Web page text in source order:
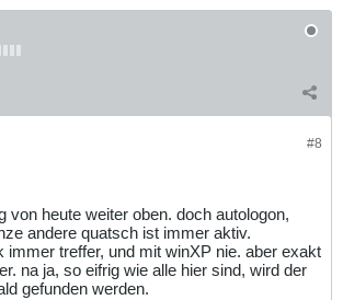
#8
von heute weiter oben. doch autologon,
andere quatsch ist immer aktiv.
immer treffer, und mit winXP nie. aber exakt
na ja, so eifrig wie alle hier sind, wird der
gefunden werden.